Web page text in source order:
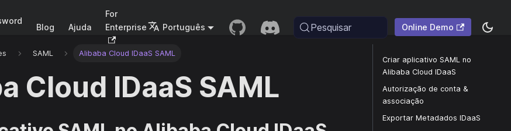
Blog Ajuda
For
Enterprise
Português Pesquisar Online Demo
SAML Alibaba Cloud IDaaS SAML
Cloud IDaaS SAML
Criar aplicativo SAML no
Alibaba Cloud IDaaS
Autorização de conta &
associação
Exportar Metadados IDaaS